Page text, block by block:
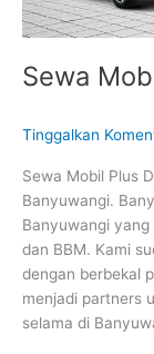
Sewa
Tinggalkan
Sewa Mobil Plus
Banyuwangi.
Banyuwangi
dan BBM. Kami
dengan berbekal
menjadi partners
selama di